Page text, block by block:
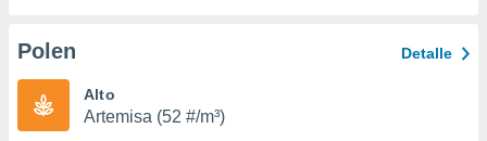
e
mediante
Polen Detalle
Alto
Artemisa (52 #/m³)